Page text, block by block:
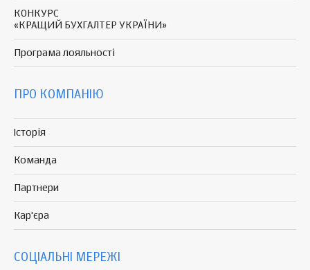
КОНКУРС
«КРАЩИЙ БУХГАЛТЕР УКРАЇНИ»
Програма лояльності
ПРО КОМПАНІЮ
Історія
Команда
Партнери
Кар'єра
СОЦІАЛЬНІ МЕРЕЖІ